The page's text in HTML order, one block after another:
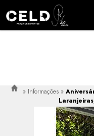
» Informações »